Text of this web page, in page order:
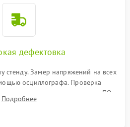
дефектовка
стенду. Замер напряжений на всех
осциллографа. Проверка
специализированного ПО
MATS
Подробнее